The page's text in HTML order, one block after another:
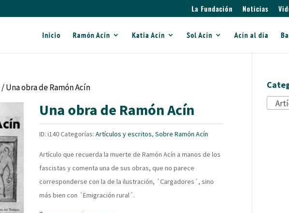
La Fundación Noticias
Inicio Ramón Acín Katia Acín Sol Acín Acín al día
/ Una obra de Ramón Acín
Una obra de Ramón Acín
ID:i140Categorías:Artículos y escritos,Sobre Ramón Acín
Artículo que recuerda la muerte de Ramón Acín a manos de los
fascistas y comenta una de sus obras, que no parece
corresponderse con la de la ilustración, ´Cargadores´, sino
más bien con ´Emigración rural´.